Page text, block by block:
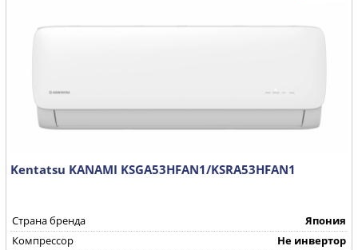
Kentatsu KANAMI KSGA53HFAN1/KSRA53HFAN1
Страна бренда
Япония
Компрессор
Не инвертор